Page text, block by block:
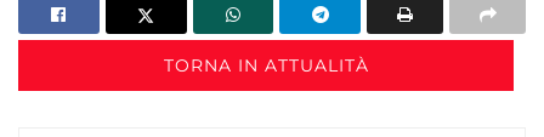
TORNA IN ATTUALITÀ